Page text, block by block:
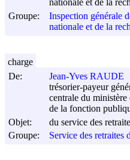
nationale et de la
Groupe:
Inspection générale
nationale et de la
De:
Jean-Yves RAUDE
trésorier-payeur
centrale du
de la fonction
Objet:
du service des
Groupe:
Service des retraites
charge